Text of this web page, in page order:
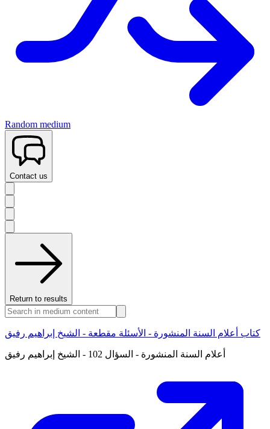
Random medium
Contact us
Return to results
كتاب أعلام السنة المنشورة - الأسئلة مقطعة - الشيخ إبراهيم رفيق
أعلام السنة المنشورة - السؤال 102 - الشيخ إبراهيم رفيق